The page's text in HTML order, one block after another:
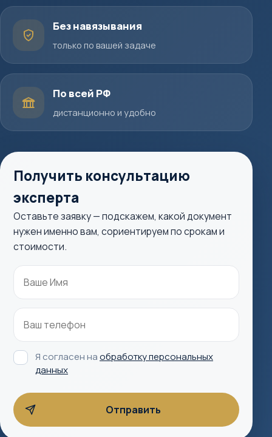
Без навязывания
только по вашей задаче
По всей РФ
дистанционно и удобно
Получить консультацию
эксперта
Оставьте заявку — подскажем, какой документ
нужен именно вам, сориентируем по срокам и
стоимости.
Я согласен наобработку персональных
данных